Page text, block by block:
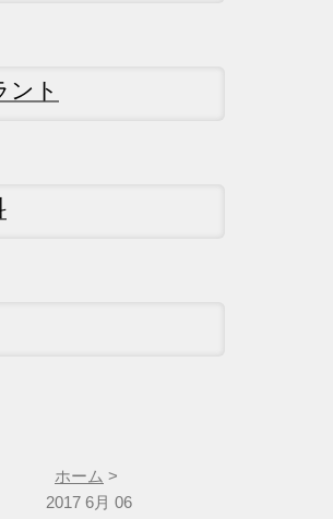
ント
ホーム >
2017 6月 06